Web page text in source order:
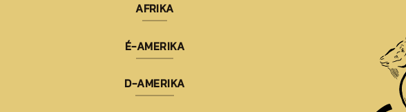
AFRIKA
É-AMERIKA
D-AMERIKA